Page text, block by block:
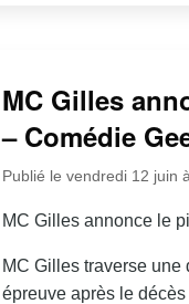
MC Gilles
– Comédie
Publié le vendredi 12 juin
MC Gilles annonce le
MC Gilles traverse une
épreuve après le